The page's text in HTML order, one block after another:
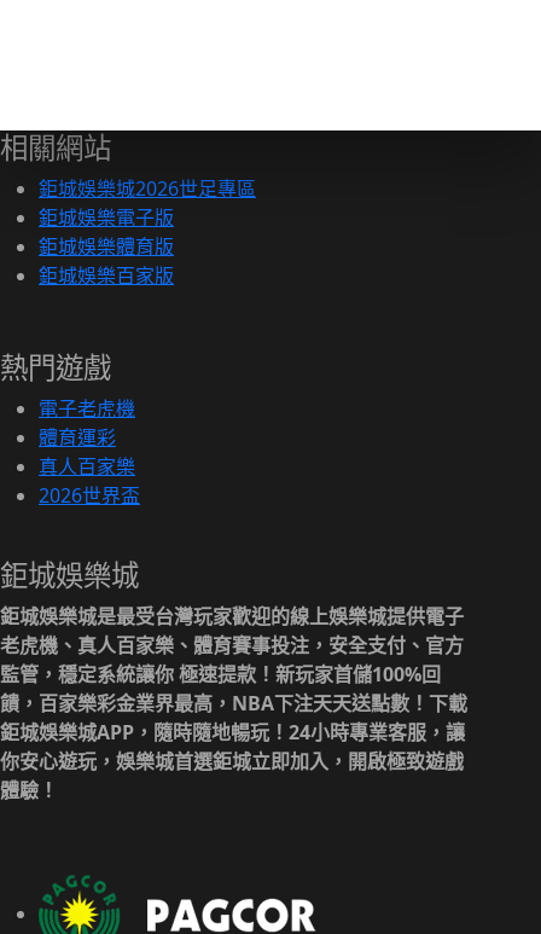
相關網站
鉅城娛樂城2026世足專區
鉅城娛樂電子版
鉅城娛樂體育版
鉅城娛樂百家版
熱門遊戲
電子老虎機
體育運彩
真人百家樂
2026世界盃
鉅城娛樂城
鉅城娛樂城是最受台灣玩家歡迎的線上娛樂城提供電子
老虎機、真人百家樂、體育賽事投注，安全支付、官方
監管，穩定系統讓你 極速提款！新玩家首儲100%回
饋，百家樂彩金業界最高，NBA下注天天送點數！下載
鉅城娛樂城APP，隨時隨地暢玩！24小時專業客服，讓
你安心遊玩，娛樂城首選鉅城立即加入，開啟極致遊戲
體驗！